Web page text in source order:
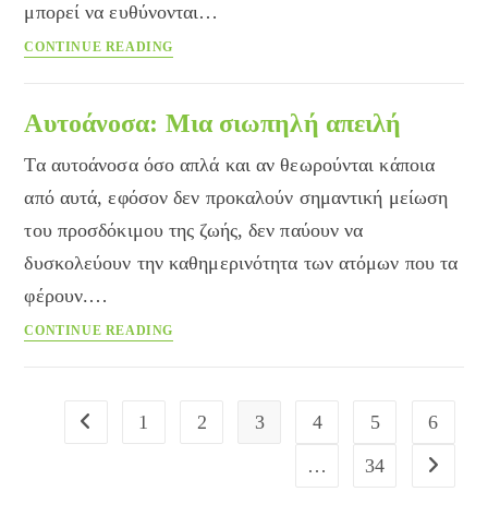
μπορεί να ευθύνονται…
CONTINUE READING
ενημέρωση
Αυτοάνοσα: Μια σιωπηλή απειλή
Τα αυτοάνοσα όσο απλά και αν θεωρούνται κάποια
από αυτά, εφόσον δεν προκαλούν σημαντική μείωση
του προσδόκιμου της ζωής, δεν παύουν να
δυσκολεύουν την καθημερινότητα των ατόμων που τα
φέρουν.…
CONTINUE READING
Go to the previous page
1 2 3 4 5
6
…
34 Go to